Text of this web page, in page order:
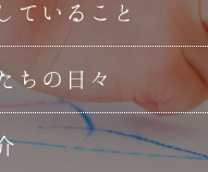
ていること
ちの日々